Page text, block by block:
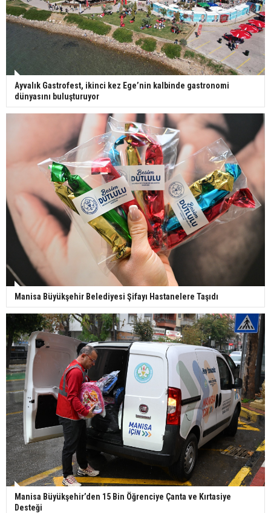
Ayvalık Gastrofest, ikinci kez Ege’nin kalbinde gastronomi
dünyasını buluşturuyor
Manisa Büyükşehir Belediyesi Şifayı Hastanelere Taşıdı
Manisa Büyükşehir’den 15 Bin Öğrenciye Çanta ve Kırtasiye
Desteği